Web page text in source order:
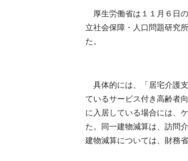
厚生労働省は１１月６日
立社会保障・人口問題研究
た。
具体的には、「居宅介護
ているサービス付き高齢者
に入居している場合には、
た。同一建物減算は、訪問
建物減算については、財務